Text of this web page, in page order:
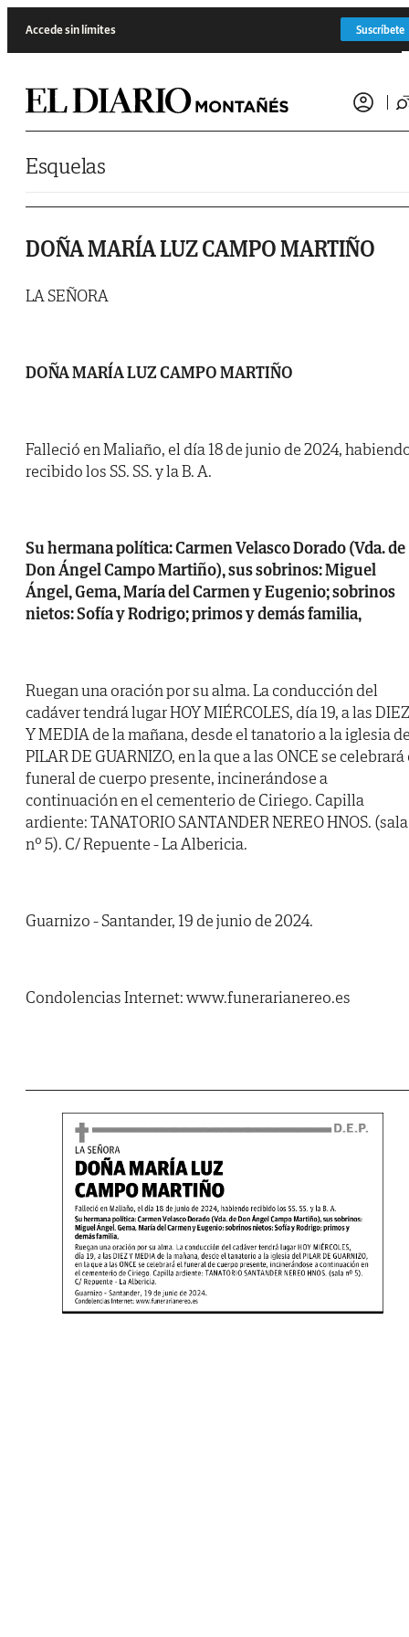
Accede sin límites Suscríbete
Esquelas
DOÑA MARÍA LUZ CAMPO MARTIÑO
LA SEÑORA
DOÑA MARÍA LUZ CAMPO MARTIÑO
Falleció en Maliaño, el día 18 de junio de 2024,
recibido los SS. SS. y la B. A.
Su hermana política: Carmen Velasco Dorado (Vda. de
Don Ángel Campo Martiño), sus sobrinos: Miguel
Ángel, Gema, María del Carmen y Eugenio; sobrinos
nietos: Sofía y Rodrigo; primos y demás familia,
Ruegan una oración por su alma. La conducción del
cadáver tendrá lugar HOY MIÉRCOLES, día 19, a las DIEZ
Y MEDIA de la mañana, desde el tanatorio a la iglesia
PILAR DE GUARNIZO, en la que a las ONCE se celebrará
funeral de cuerpo presente, incinerándose a
continuación en el cementerio de Ciriego. Capilla
ardiente: TANATORIO SANTANDER NEREO HNOS. (sala
nº 5). C/ Repuente - La Albericia.
Guarnizo - Santander, 19 de junio de 2024.
Condolencias Internet: www.funerarianereo.es